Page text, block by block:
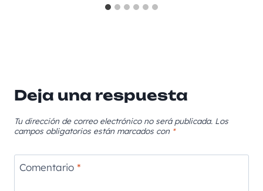
Deja una respuesta
Tu dirección de correo electrónico no será publicada. Los
campos obligatorios están marcados con *
Comentario *